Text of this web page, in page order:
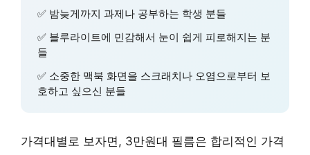
✅ 밤늦게까지 과제나 공부하는 학생 분들
✅ 블루라이트에 민감해서 눈이 쉽게 피로해지는 분
들
✅ 소중한 맥북 화면을 스크래치나 오염으로부터 보
호하고 싶으신 분들
가격대별로 보자면, 3만원대 필름은 합리적인 가격